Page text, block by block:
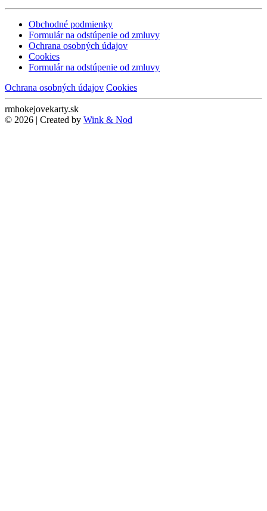
Obchodné podmienky
Formulár na odstúpenie od zmluvy
Ochrana osobných údajov
Cookies
Formulár na odstúpenie od zmluvy
Ochrana osobných údajov Cookies
rmhokejovekarty.sk
© 2026 | Created by Wink & Nod